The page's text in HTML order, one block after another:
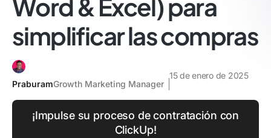
Word & Excel) para
simplificar las compras
PraburamGrowth Marketing Manager
15 de enero de 2025
¡Impulse su proceso de contratación con
ClickUp!